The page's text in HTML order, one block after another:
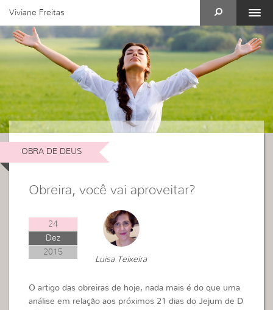
Viviane Freitas
OBRA DE DEUS
Obreira, você vai aproveitar?
24
Dez
2015
Luisa Teixeira
O artigo das obreiras de hoje, nada mais é do que uma
análise em relação aos próximos 21 dias do Jejum de D